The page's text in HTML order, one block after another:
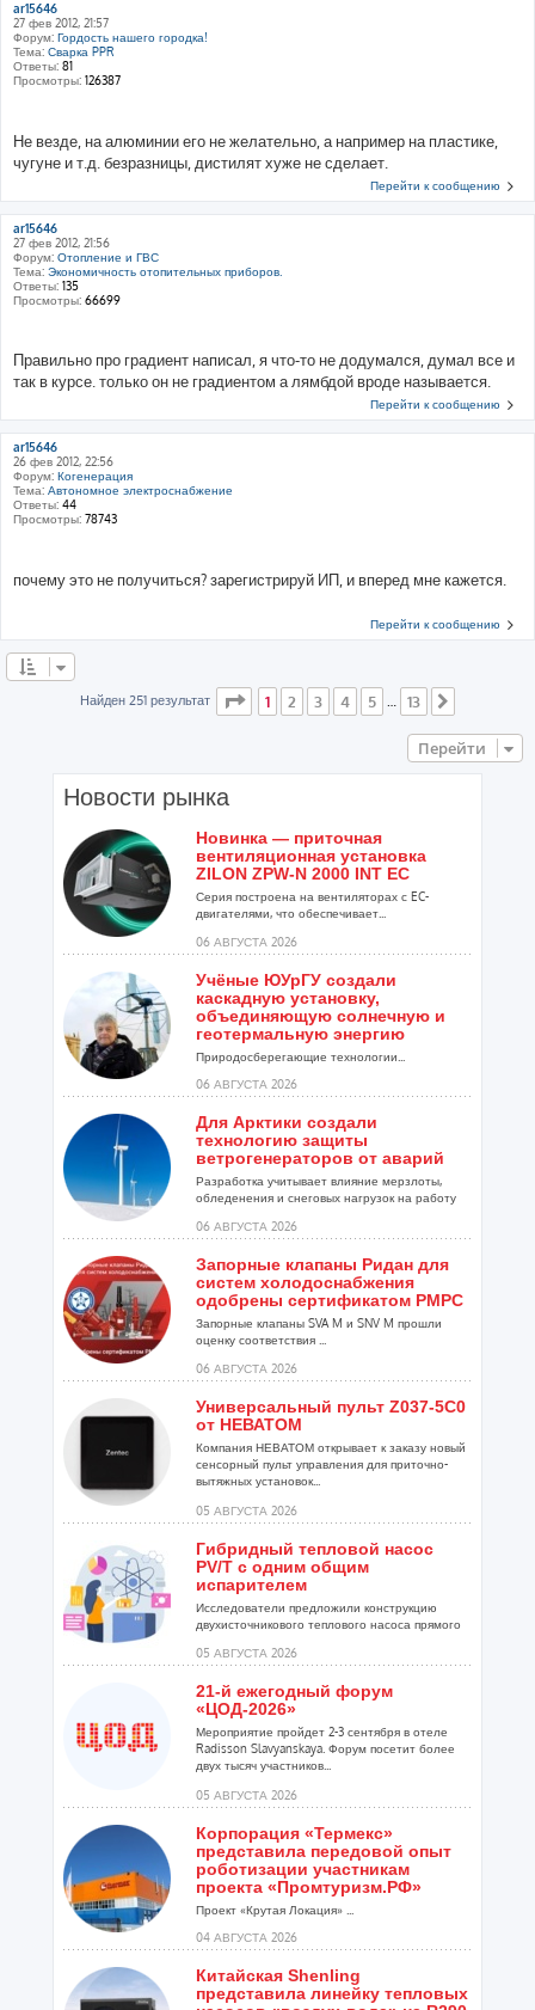
ar15646
27 фев 2012, 21:57
Форум: Гордость нашего городка!
Тема: Сварка PPR
Ответы: 81
Просмотры: 126387
Не везде, на алюминии его не желательно, а например на пластике,
чугуне и т.д. безразницы, дистилят хуже не сделает.
Перейти к сообщению
ar15646
27 фев 2012, 21:56
Форум: Отопление и ГВС
Тема: Экономичность отопительных приборов.
Ответы: 135
Просмотры: 66699
Правильно про градиент написал, я что-то не додумался, думал все и
так в курсе. только он не градиентом а лямбдой вроде называется.
Перейти к сообщению
ar15646
26 фев 2012, 22:56
Форум: Когенерация
Тема: Автономное электроснабжение
Ответы: 44
Просмотры: 78743
почему это не получиться? зарегистрируй ИП, и вперед мне кажется.
Перейти к сообщению
Найден 251 результат Страница из 13
1 2 3 4 5 13
Перейти
Новости рынка
Новинка — приточная
вентиляционная установка
ZILON ZPW-N 2000 INT EC
Серия построена на вентиляторах с EC-
двигателями, что обеспечивает...
06 АВГУСТА 2026
Учёные ЮУрГУ создали
каскадную установку,
объединяющую солнечную и
геотермальную энергию
Природосберегающие технологии...
06 АВГУСТА 2026
Для Арктики создали
технологию защиты
ветрогенераторов от аварий
Разработка учитывает влияние мерзлоты,
обледенения и снеговых нагрузок на работу
06 АВГУСТА 2026
Запорные клапаны Ридан для
систем холодоснабжения
одобрены сертификатом РМРС
Запорные клапаны SVA M и SNV M прошли
оценку соответствия ...
06 АВГУСТА 2026
Универсальный пульт Z037-5C0
от НЕВАТОМ
Компания НЕВАТОМ открывает к заказу новый
сенсорный пульт управления для приточно-
вытяжных установок...
05 АВГУСТА 2026
Гибридный тепловой насос
PV/T с одним общим
испарителем
Исследователи предложили конструкцию
двухисточникового теплового насоса прямого
05 АВГУСТА 2026
21-й ежегодный форум
«ЦОД-2026»
Мероприятие пройдет 2-3 сентября в отеле
Radisson Slavyanskaya. Форум посетит более
двух тысяч участников...
05 АВГУСТА 2026
Корпорация «Термекс»
представила передовой опыт
роботизации участникам
проекта «Промтуризм.РФ»
Проект «Крутая Локация» ...
04 АВГУСТА 2026
Китайская Shenling
представила линейку тепловых